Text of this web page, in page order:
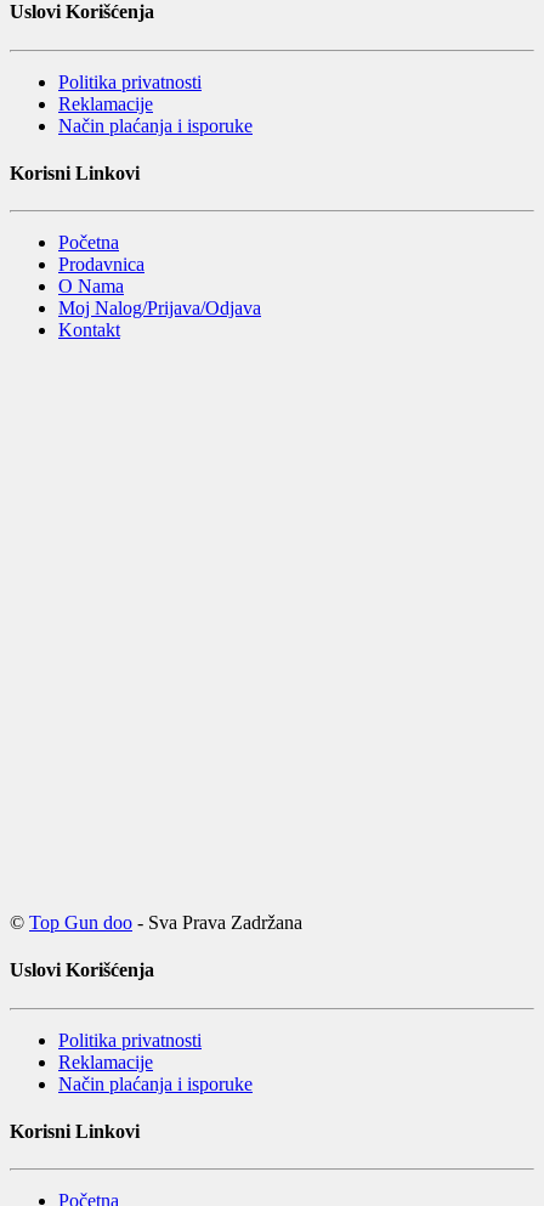
Uslovi Korišćenja
Politika privatnosti
Reklamacije
Način plaćanja i isporuke
Korisni Linkovi
Početna
Prodavnica
O Nama
Moj Nalog/Prijava/Odjava
Kontakt
© Top Gun doo - Sva Prava Zadržana
Uslovi Korišćenja
Politika privatnosti
Reklamacije
Način plaćanja i isporuke
Korisni Linkovi
Početna